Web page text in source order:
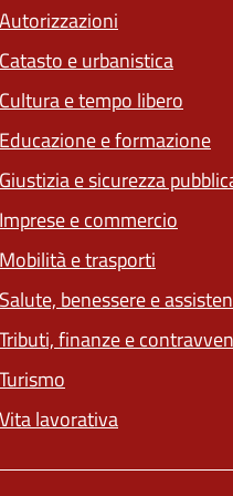
Autorizzazioni
Catasto e urbanistica
Cultura e tempo libero
Educazione e formazione
Giustizia e sicurezza
Imprese e commercio
Mobilità e trasporti
Salute, benessere e
Tributi, finanze e
Turismo
Vita lavorativa